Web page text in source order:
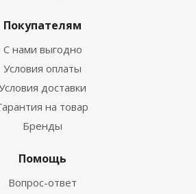
Покупателям
С нами выгодно
Условия оплаты
доставки
на товар
Бренды
Помощь
Вопрос-ответ